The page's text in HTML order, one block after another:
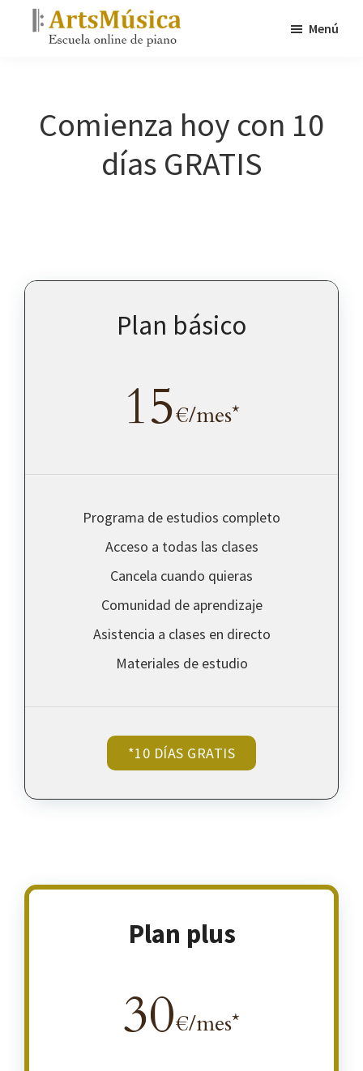
Saltar
piano
Menú
Comienza hoy con 10
días GRATIS
Plan básico
15€/mes*
Programa de estudios completo
Acceso a todas las clases
Cancela cuando quieras
Comunidad de aprendizaje
Asistencia a clases en directo
Materiales de estudio
*10 DÍAS GRATIS
Plan plus
30€/mes*